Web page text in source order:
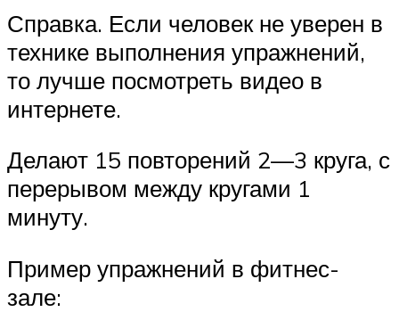
Справка. Если человек не уверен в
технике выполнения упражнений,
то лучше посмотреть видео в
интернете.
Делают 15 повторений 2—3 круга, с
перерывом между кругами 1
минуту.
Пример упражнений в фитнес-
зале: